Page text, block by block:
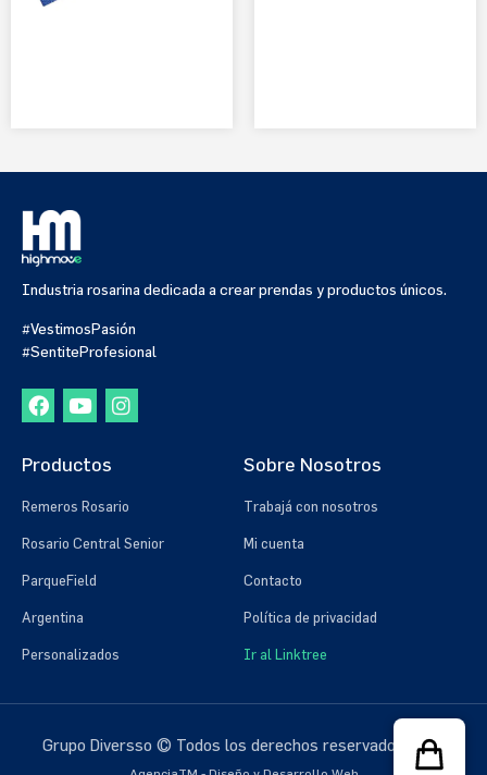
Industria rosarina dedicada a crear prendas y productos únicos.
#VestimosPasión
#SentiteProfesional
Productos
Remeros Rosario
Rosario Central Senior
ParqueField
Argentina
Personalizados
Sobre Nosotros
Trabajá con nosotros
Mi cuenta
Contacto
Política de privacidad
Ir al Linktree
Grupo Diversso © Todos los derechos reservados 2023